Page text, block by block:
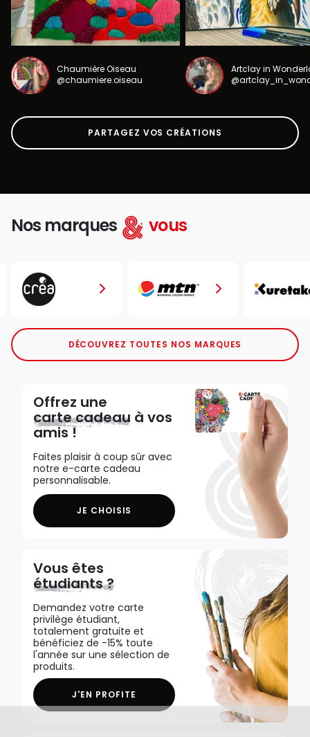
Chaumière Oiseau
@chaumiere.oiseau
Artclay in
PARTAGEZ VOS CRÉATIONS
Nos marques vous
DÉCOUVREZ TOUTES NOS MARQUES
Offrez une
carte cadeau à vos
amis !
Faites plaisir à coup sûr avec
notre e-carte cadeau
personnalisable.
JE CHOISIS
Vous êtes
étudiants ?
Demandez votre carte
privilège étudiant,
totalement gratuite et
bénéficiez de -15% toute
l'année sur une sélection de
produits.
J'EN PROFITE